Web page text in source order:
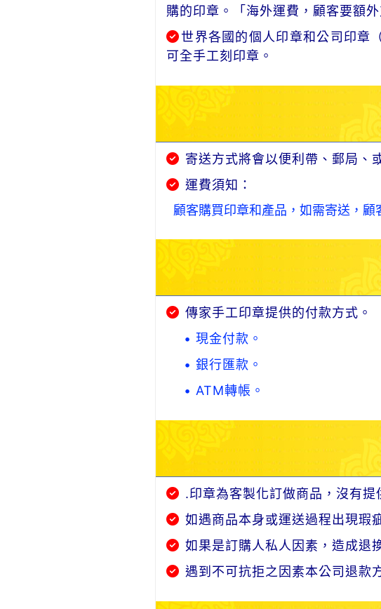
購的印章。「海外運費，顧客要額外
世界各國的個人印章和公司印章
可全手工刻印章。
寄送方式將會以便利帶、郵局、
運費須知：
顧客購買印章和產品，如需寄送，顧
傳家手工印章提供的付款方式。
• 現金付款。
• 銀行匯款。
• ATM轉帳。
.印章為客製化訂做商品，沒有提
如遇商品本身或運送過程出現瑕
如果是訂購人私人因素，造成退
遇到不可抗拒之因素本公司退款